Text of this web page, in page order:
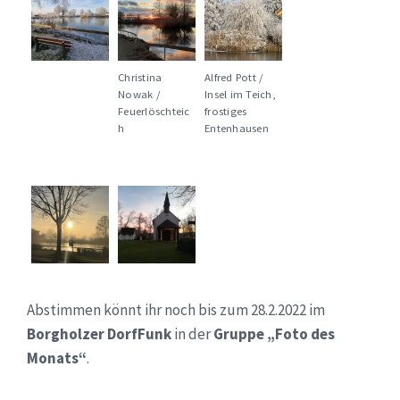
Christina
Nowak /
Feuerlöschteic
h
Alfred Pott /
Insel im Teich,
frostiges
Entenhausen
Abstimmen könnt ihr noch bis zum 28.2.2022 im
Borgholzer DorfFunkin derGruppe „Foto des
Monats“.